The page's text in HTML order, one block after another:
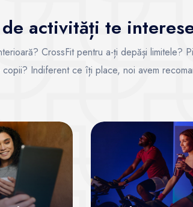
activități te
CrossFit pentru a-ți depăși limitele?
Indiferent ce îți place, noi avem